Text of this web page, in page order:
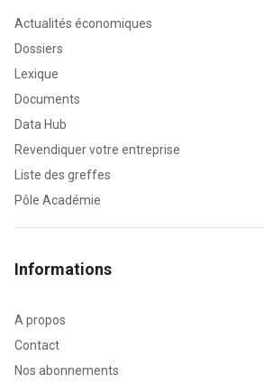
Actualités économiques
Dossiers
Lexique
Documents
Data Hub
Revendiquer votre entreprise
Liste des greffes
Pôle Académie
Informations
A propos
Contact
Nos abonnements